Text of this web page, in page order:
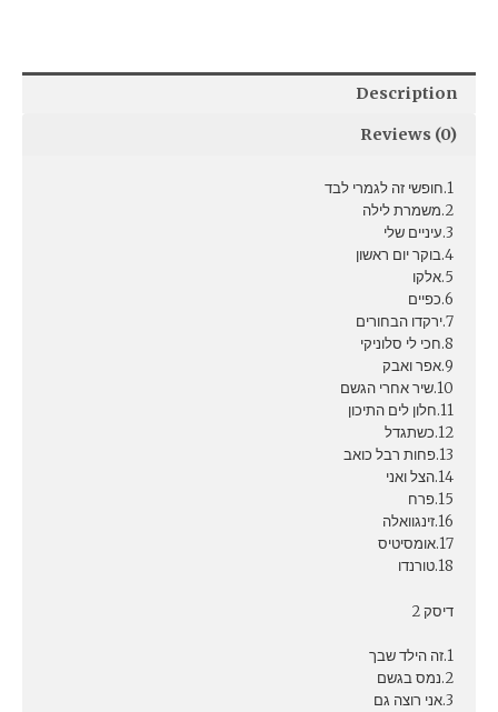
Description
Reviews (0)
1.חופשי זה לגמרי לבד
2.משמרת לילה
3.עיניים שלי
4.בוקר יום ראשון
5.אלקו
6.כפיים
7.ירקדו הבחורים
8.חכי לי סלוניקי
9.אפר ואבק
10.שיר אחרי הגשם
11.חלון לים התיכון
12.כשתגדל
13.פחות רבל כואב
14.הצל ואני
15.פרח
16.זינגוואלה
17.אומסיטיס
18.טורנדו
דיסק 2
1.זה הילד שבך
2.נמס בגשם
3.אני רוצה גם